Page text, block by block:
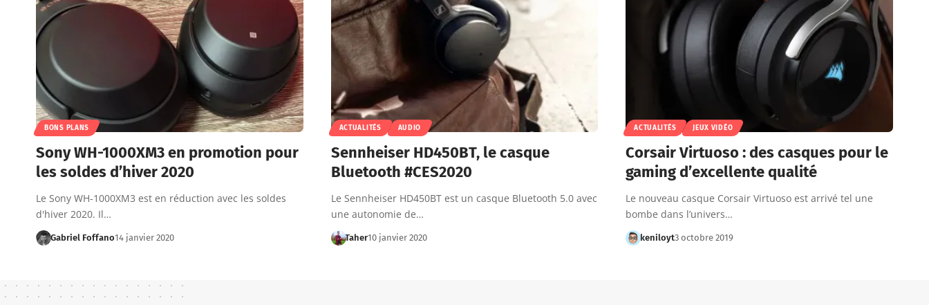
BONS PLANS
Sony WH-1000XM3 en promotion pour
les soldes d’hiver 2020
Le Sony WH-1000XM3 est en réduction avec les soldes
d'hiver 2020. Il…
Gabriel Foffano14 janvier 2020
ACTUALITÉS AUDIO
Sennheiser HD450BT, le casque
Bluetooth #CES2020
Le Sennheiser HD450BT est un casque Bluetooth 5.0 avec
une autonomie de…
Taher10 janvier 2020
ACTUALITÉS JEUX VIDÉO
Corsair Virtuoso : des casques pour le
gaming d’excellente qualité
Le nouveau casque Corsair Virtuoso est arrivé tel une
bombe dans l’univers…
keniloyt3 octobre 2019